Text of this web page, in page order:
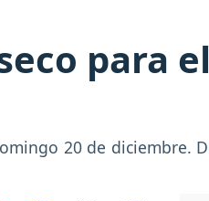
para
20 de diciembre.